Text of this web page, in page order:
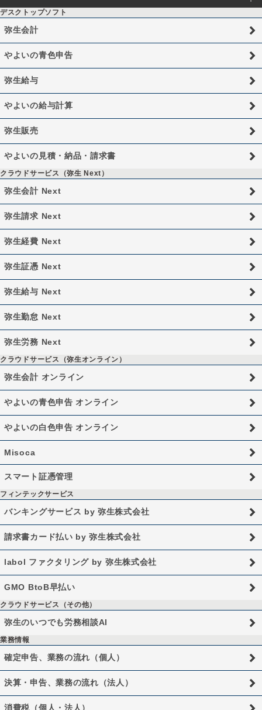
デスクトップソフト
弥生会計
やよいの青色申告
弥生給与
やよいの給与計算
弥生販売
やよいの見積・納品・請求書
クラウドサービス（弥生 Next）
弥生会計 Next
弥生請求 Next
弥生経費 Next
弥生証憑 Next
弥生給与 Next
弥生勤怠 Next
弥生労務 Next
クラウドサービス（弥生オンライン）
弥生会計 オンライン
やよいの青色申告 オンライン
やよいの白色申告 オンライン
Misoca
スマート証憑管理
フィンテックサービス
バンキングサービス by 弥生株式会社
請求書カード払い by 弥生株式会社
labol ファクタリング by 弥生株式会社
GMO BtoB早払い
クラウドサービス（その他）
弥生のいつでも労務相談AI
業務情報
確定申告、業務の流れ（個人）
決算・申告、業務の流れ（法人）
消費税（個人・法人）